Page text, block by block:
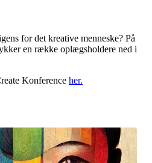
for det kreative menneske? På
en række oplægsholdere ned i
Konference her.